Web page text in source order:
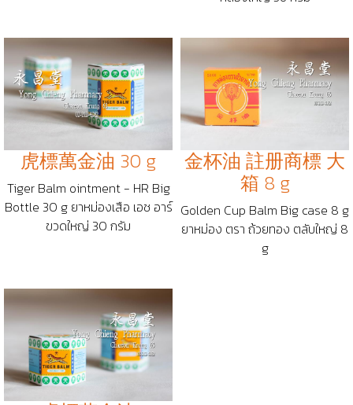
虎標萬金油 30 g
Tiger Balm ointment - HR Big
Bottle 30 g ยาหม่องเสือ เอช อาร์
ขวดใหญ่ 30 กรัม
金杯油 註册商標 大
箱 8 g
Golden Cup Balm Big case 8 g
ยาหม่อง ตรา ถ้วยทอง ตลับใหญ่ 8
g